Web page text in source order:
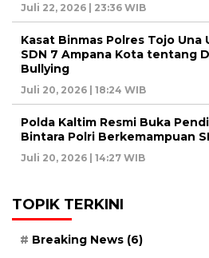
Juli 22, 2026 | 23:36 WIB
Kasat Binmas Polres Tojo Una
SDN 7 Ampana Kota tentang
Bullying
Juli 20, 2026 | 18:24 WIB
Polda Kaltim Resmi Buka
Bintara Polri Berkemampuan
Juli 20, 2026 | 14:27 WIB
TOPIK TERKINI
Breaking News (6)